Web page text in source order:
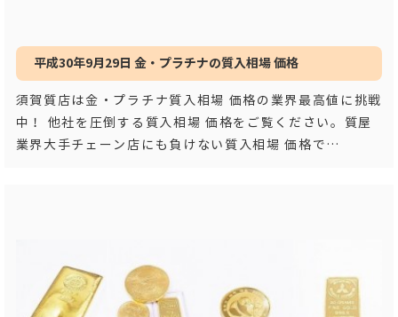
平成30年9月29日 金・プラチナの質入相場 価格
須賀質店は金・プラチナ質入相場 価格の業界最高値に挑戦
中！ 他社を圧倒する質入相場 価格をご覧ください。質屋
業界大手チェーン店にも負けない質入相場 価格で